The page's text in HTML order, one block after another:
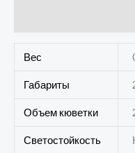
Вес
Габариты
Объем кюветки
Светостойкость